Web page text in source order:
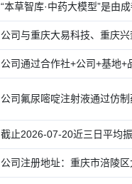
“本草智库·中药大模型”是由
公司与重庆大易科技、重庆
公司通过合作社+公司+基地
公司氟尿嘧啶注射液通过仿
截止2026-07-20近三日平均
公司注册地址：重庆市涪陵